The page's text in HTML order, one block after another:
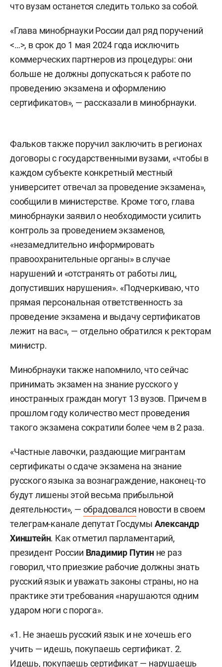
что вузам останется следить только за собой.
«Глава минобрнауки России дал ряд поручений
<…>, в срок до 1 мая 2024 года исключить
коммерческих партнеров из процедуры: они
больше не должны допускаться к работе по
проведению экзамена и оформлению
сертификатов», — рассказали в минобрнауки.
Фальков также поручил заключить в регионах
договоры с государственными вузами, «чтобы в
каждом субъекте конкретный местный
университет отвечал за проведение экзамена»,
сообщили в министерстве. Кроме того, глава
минобрнауки заявил о необходимости усилить
контроль за проведением экзаменов,
«незамедлительно информировать
правоохранительные органы» в случае
нарушений и «отстранять от работы лиц,
допустивших нарушения». «Подчеркиваю, что
прямая персональная ответственность за
проведение экзамена и выдачу сертификатов
лежит на вас», — отдельно обратился к ректорам
министр.
Минобрнауки также напомнило, что сейчас
принимать экзамен на знание русского у
иностранных граждан могут 13 вузов. Причем в
прошлом году количество мест проведения
такого экзамена сократили более чем в 2 раза.
«Частные лавочки, раздающие мигрантам
сертификаты о сдаче экзамена на знание
русского языка за вознаграждение, наконец-то
будут лишены этой весьма прибыльной
деятельности», — обрадовался новости в своем
телеграм-канале депутат Госдумы Александр
Хинштейн. Как отметил парламентарий,
президент России Владимир Путинне раз
говорил, что приезжие рабочие должны знать
русский язык и уважать законы страны, но на
практике эти требования «нарушаются одним
ударом ноги с порога».
«1. Не знаешь русский язык и не хочешь его
учить — идешь, покупаешь сертификат. 2.
Идешь, покупаешь сертификат — нарушаешь